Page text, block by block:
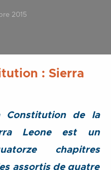
2015
: Sierra
Constitution de la
Leone est un
chapitres
assortis de quatre